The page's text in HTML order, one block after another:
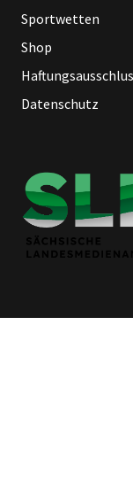
Sportwetten
Shop
Datenschutz